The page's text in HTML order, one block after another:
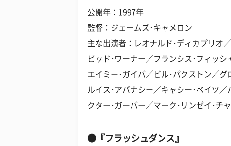
公開年：1997年
監督：ジェームズ･キャメロン
主な出演者：レオナルド･ディカプリオ
ビッド･ワーナー／フランシス･フィッ
エイミー･ガイバ／ビル･パクストン／
ルイス･アバナシー／キャシー･ベイツ
クター･ガーバー／マーク･リンゼイ･チ
●『フラッシュダンス』